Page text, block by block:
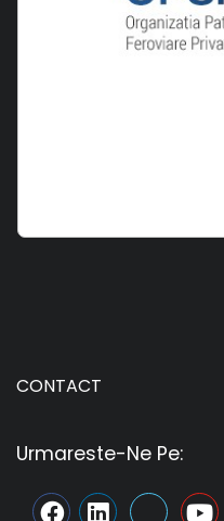
CONTACT
Urmareste-Ne Pe: